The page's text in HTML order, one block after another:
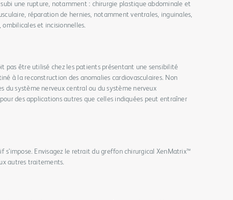
une rupture, notamment : chirurgie plastique abdominale et
réparation de hernies, notamment ventrales, inguinales,
et incisionnelles.
pas être utilisé chez les patients présentant une sensibilité
à la reconstruction des anomalies cardiovasculaires. Non
du système nerveux central ou du système nerveux
des applications autres que celles indiquées peut entraîner
s’impose. Envisagez le retrait du greffon chirurgical XenMatrix™
autres traitements.